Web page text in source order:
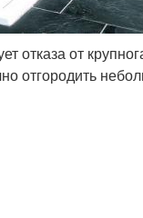
отказа от
отгородить